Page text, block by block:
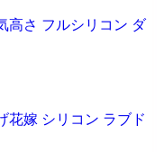
高さ フルシリコン ダ
花嫁 シリコン ラブド